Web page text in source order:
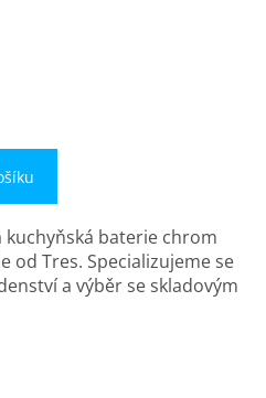
kuchyňská baterie chrom
od Tres. Specializujeme se
a výběr se skladovým